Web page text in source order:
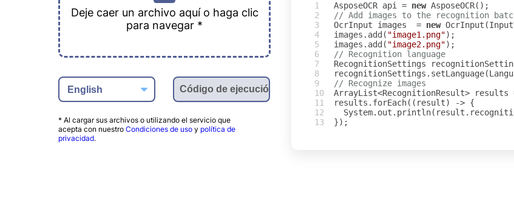
Deje caer un archivo aquí o haga clic
para navegar *
* Al cargar sus archivos o utilizando el servicio que
acepta con nuestro Condiciones de uso y política de
privacidad.
AsposeOCR api = new AsposeOCR();
// Add images to the recognition
OcrInput
images = new OcrInput (
images . add ( "image1.png");
images . add ( "image2.png");
// Recognition language
RecognitionSettings
recognitionSettings . setLanguage(
// Recognize images
ArrayList<RecognitionResult> results
results . forEach(( result) -> {
System. out . println( result .
});